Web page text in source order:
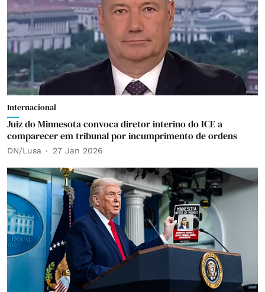
Internacional
Juiz do Minnesota convoca diretor interino do ICE a
comparecer em tribunal por incumprimento de ordens
DN/Lusa 27 Jan 2026